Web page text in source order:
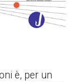
è, per un